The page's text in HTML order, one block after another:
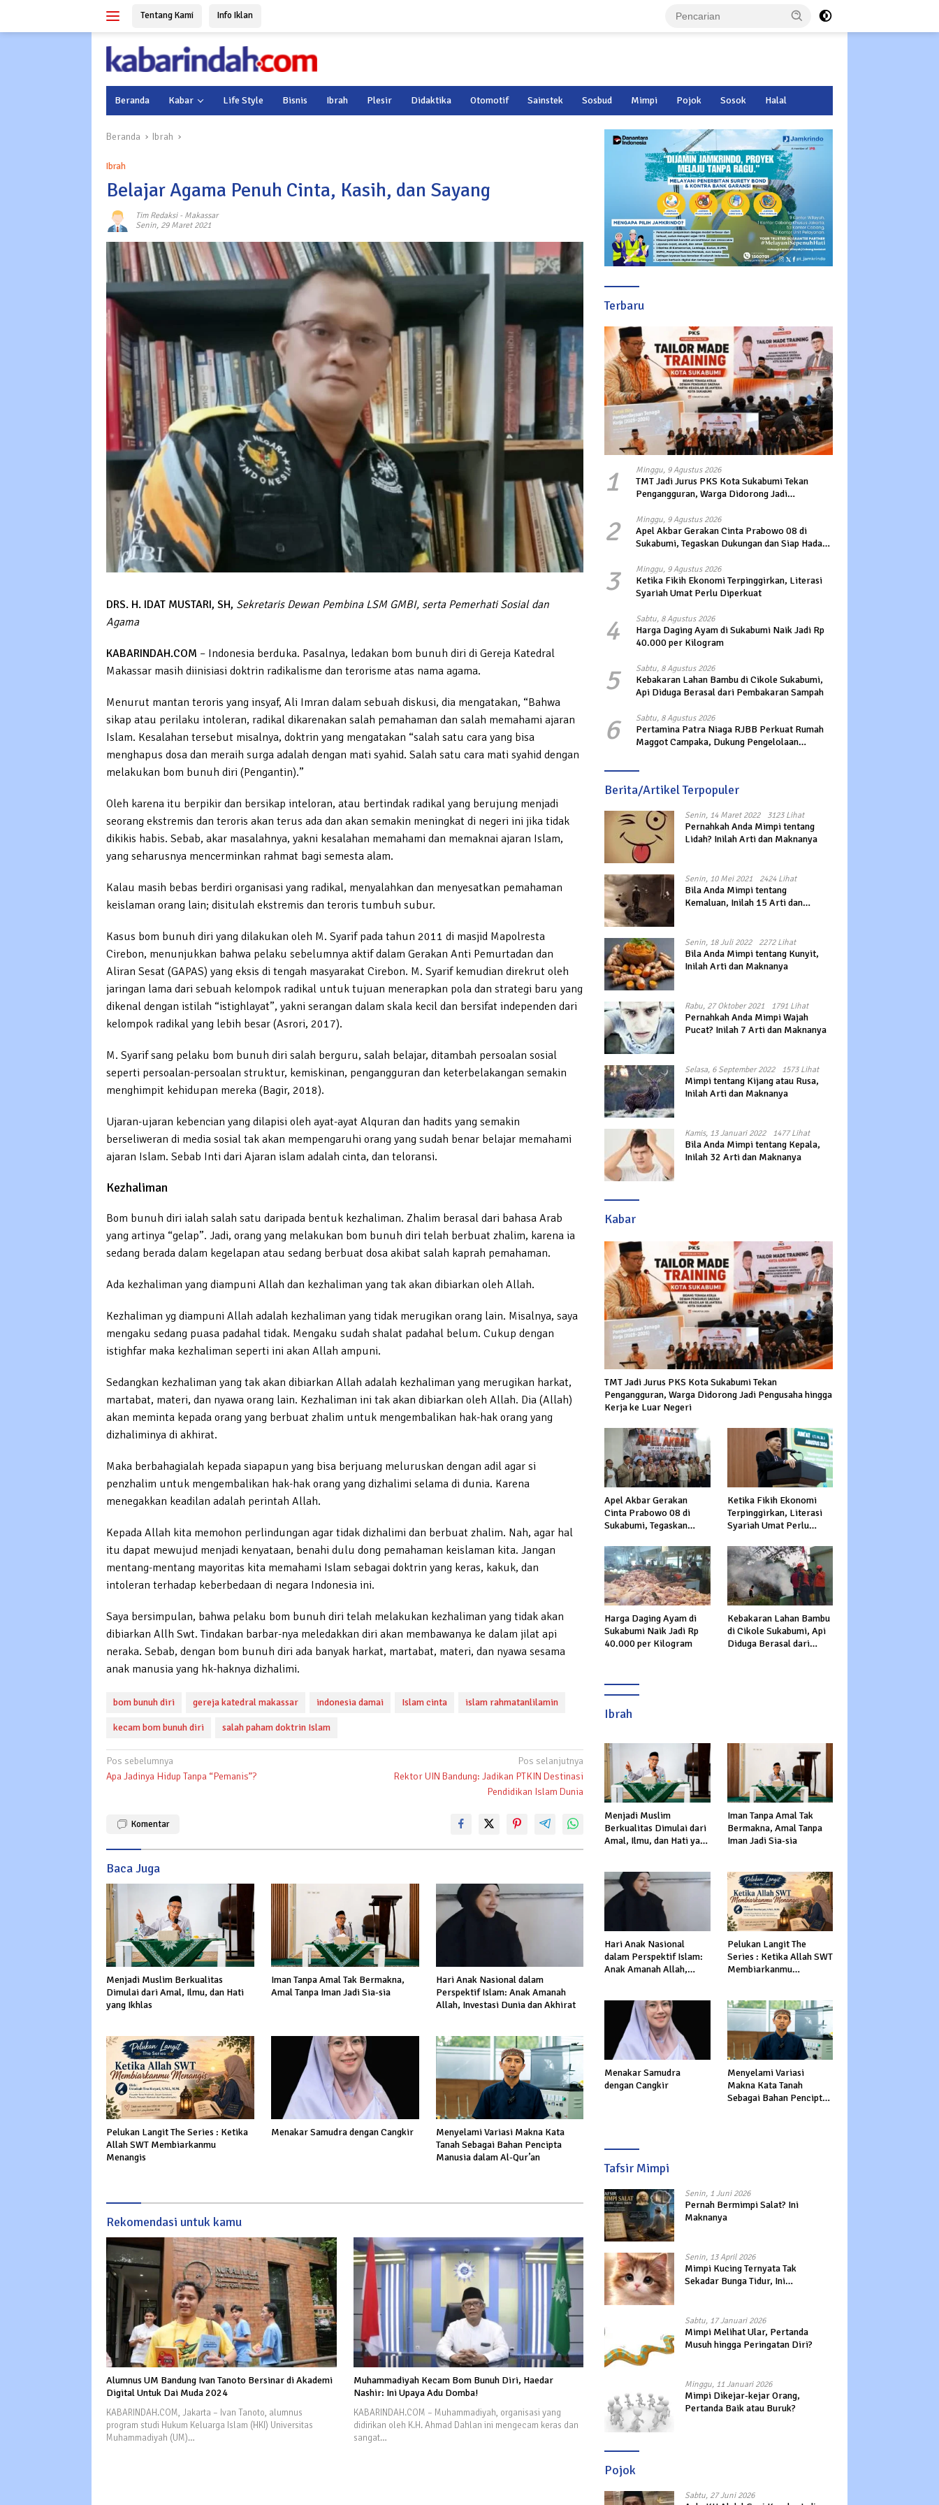
Tentang Kami Info Iklan
Beranda Kabar Life Style Bisnis Ibrah Plesir Didaktika Otomotif Sainstek Sosbud Mimpi Pojok Sosok Halal
Beranda Ibrah
Ibrah
Belajar Agama Penuh Cinta, Kasih, dan Sayang
Tim Redaksi- Makassar
Senin, 29 Maret 2021
DRS. H. IDAT MUSTARI, SH, Sekretaris Dewan Pembina LSM GMBI, serta Pemerhati Sosial dan
Agama
KABARINDAH.COM – Indonesia berduka. Pasalnya, ledakan bom bunuh diri di Gereja Katedral
Makassar masih diinisiasi doktrin radikalisme dan terorisme atas nama agama.
Menurut mantan teroris yang insyaf, Ali Imran dalam sebuah diskusi, dia mengatakan, “Bahwa
sikap atau perilaku intoleran, radikal dikarenakan salah pemahaman dan salah memahami ajaran
Islam. Kesalahan tersebut misalnya, doktrin yang mengatakan “salah satu cara yang bisa
menghapus dosa dan meraih surga adalah dengan mati syahid. Salah satu cara mati syahid dengan
melakukan bom bunuh diri (Pengantin).”
Oleh karena itu berpikir dan bersikap inteloran, atau bertindak radikal yang berujung menjadi
seorang ekstremis dan teroris akan terus ada dan akan semakin meningkat di negeri ini jika tidak
dikikis habis. Sebab, akar masalahnya, yakni kesalahan memahami dan memaknai ajaran Islam,
yang seharusnya mencerminkan rahmat bagi semesta alam.
Kalau masih bebas berdiri organisasi yang radikal, menyalahkan dan menyesatkan pemahaman
keislaman orang lain; disitulah ekstremis dan teroris tumbuh subur.
Kasus bom bunuh diri yang dilakukan oleh M. Syarif pada tahun 2011 di masjid Mapolresta
Cirebon, menunjukkan bahwa pelaku sebelumnya aktif dalam Gerakan Anti Pemurtadan dan
Aliran Sesat (GAPAS) yang eksis di tengah masyarakat Cirebon. M. Syarif kemudian direkrut oleh
jaringan lama dari sebuah kelompok radikal untuk tujuan menerapkan pola dan strategi baru yang
dikenal dengan istilah “istighlayat”, yakni serangan dalam skala kecil dan bersifat independen dari
kelompok radikal yang lebih besar (Asrori, 2017).
M. Syarif sang pelaku bom bunuh diri salah berguru, salah belajar, ditambah persoalan sosial
seperti persoalan-persoalan struktur, kemiskinan, pengangguran dan keterbelakangan semakin
menghimpit kehidupan mereka (Bagir, 2018).
Ujaran-ujaran kebencian yang dilapisi oleh ayat-ayat Alquran dan hadits yang semakin
berseliweran di media sosial tak akan mempengaruhi orang yang sudah benar belajar memahami
ajaran Islam. Sebab Inti dari Ajaran islam adalah cinta, dan teloransi.
Kezhaliman
Bom bunuh diri ialah salah satu daripada bentuk kezhaliman. Zhalim berasal dari bahasa Arab
yang artinya “gelap”. Jadi, orang yang melakukan bom bunuh diri telah berbuat zhalim, karena ia
sedang berada dalam kegelapan atau sedang berbuat dosa akibat salah kaprah pemahaman.
Ada kezhaliman yang diampuni Allah dan kezhaliman yang tak akan dibiarkan oleh Allah.
Kezhaliman yg diampuni Allah adalah kezhaliman yang tidak merugikan orang lain. Misalnya, saya
mengaku sedang puasa padahal tidak. Mengaku sudah shalat padahal belum. Cukup dengan
istighfar maka kezhaliman seperti ini akan Allah ampuni.
Sedangkan kezhaliman yang tak akan dibiarkan Allah adalah kezhaliman yang merugikan harkat,
martabat, materi, dan nyawa orang lain. Kezhaliman ini tak akan dibiarkan oleh Allah. Dia (Allah)
akan meminta kepada orang yang berbuat zhalim untuk mengembalikan hak-hak orang yang
dizhaliminya di akhirat.
Maka berbahagialah kepada siapapun yang bisa berjuang meluruskan dengan adil agar si
penzhalim untuk mengembalikan hak-hak orang yang dizhalimi selama di dunia. Karena
menegakkan keadilan adalah perintah Allah.
Kepada Allah kita memohon perlindungan agar tidak dizhalimi dan berbuat zhalim. Nah, agar hal
itu dapat mewujud menjadi kenyataan, benahi dulu dong pemahaman keislaman kita. Jangan
mentang-mentang mayoritas kita memahami Islam sebagai doktrin yang keras, kakuk, dan
intoleran terhadap keberbedaan di negara Indonesia ini.
Saya bersimpulan, bahwa pelaku bom bunuh diri telah melakukan kezhaliman yang tidak akan
dibiarkan Allh Swt. Tindakan barbar-nya meledakkan diri akan membawanya ke dalam jilat api
neraka. Sebab, dengan bom bunuh diri ada banyak harkat, martabat, materi, dan nyawa sesama
anak manusia yang hk-haknya dizhalimi.
bom bunuh diri gereja katedral makassar indonesia damai Islam cinta islam rahmatanlilamin
kecam bom bunuh diri salah paham doktrin Islam
Navigasi
pos
Pos sebelumnya
Apa Jadinya Hidup Tanpa “Pemanis”?
Pos selanjutnya
Rektor UIN Bandung: Jadikan PTKIN Destinasi
Pendidikan Islam Dunia
Komentar
Baca Juga
Menjadi Muslim Berkualitas
Dimulai dari Amal, Ilmu, dan Hati
yang Ikhlas
Iman Tanpa Amal Tak Bermakna,
Amal Tanpa Iman Jadi Sia-sia
Hari Anak Nasional dalam
Perspektif Islam: Anak Amanah
Allah, Investasi Dunia dan Akhirat
Pelukan Langit The Series : Ketika
Allah SWT Membiarkanmu
Menangis
Menakar Samudra dengan Cangkir
Menyelami Variasi Makna Kata
Tanah Sebagai Bahan Pencipta
Manusia dalam Al-Qur’an
Rekomendasi untuk kamu
Alumnus UM Bandung Ivan Tanoto Bersinar di Akademi
Digital Untuk Dai Muda 2024
KABARINDAH.COM, Jakarta – Ivan Tanoto, alumnus
program studi Hukum Keluarga Islam (HKI) Universitas
Muhammadiyah (UM)…
Muhammadiyah Kecam Bom Bunuh Diri, Haedar
Nashir: Ini Upaya Adu Domba!
KABARINDAH.COM – Muhammadiyah, organisasi yang
didirikan oleh K.H. Ahmad Dahlan ini mengecam keras dan
sangat…
Terbaru
1 Minggu, 9 Agustus 2026
TMT Jadi Jurus PKS Kota Sukabumi Tekan
Pengangguran, Warga Didorong Jadi
2 Minggu, 9 Agustus 2026
Apel Akbar Gerakan Cinta Prabowo 08 di
Sukabumi, Tegaskan Dukungan dan Siap Hadapi
3 Minggu, 9 Agustus 2026
Ketika Fikih Ekonomi Terpinggirkan, Literasi
Syariah Umat Perlu Diperkuat
4 Sabtu, 8 Agustus 2026
Harga Daging Ayam di Sukabumi Naik Jadi Rp
40.000 per Kilogram
5 Sabtu, 8 Agustus 2026
Kebakaran Lahan Bambu di Cikole Sukabumi,
Api Diduga Berasal dari Pembakaran Sampah
6 Sabtu, 8 Agustus 2026
Pertamina Patra Niaga RJBB Perkuat Rumah
Maggot Campaka, Dukung Pengelolaan
Berita/Artikel Terpopuler
Senin, 14 Maret 2022 3123 Lihat
Pernahkah Anda Mimpi tentang
Lidah? Inilah Arti dan Maknanya
Senin, 10 Mei 2021 2424 Lihat
Bila Anda Mimpi tentang
Kemaluan, Inilah 15 Arti dan
Senin, 18 Juli 2022 2272 Lihat
Bila Anda Mimpi tentang Kunyit,
Inilah Arti dan Maknanya
Rabu, 27 Oktober 2021 1791 Lihat
Pernahkah Anda Mimpi Wajah
Pucat? Inilah 7 Arti dan Maknanya
Selasa, 6 September 2022 1573 Lihat
Mimpi tentang Kijang atau Rusa,
Inilah Arti dan Maknanya
Kamis, 13 Januari 2022 1477 Lihat
Bila Anda Mimpi tentang Kepala,
Inilah 32 Arti dan Maknanya
Kabar
TMT Jadi Jurus PKS Kota Sukabumi Tekan
Pengangguran, Warga Didorong Jadi Pengusaha hingga
Kerja ke Luar Negeri
Apel Akbar Gerakan
Cinta Prabowo 08 di
Sukabumi, Tegaskan
Hadapi Serangan
terhadap Prabowo
Ketika Fikih Ekonomi
Terpinggirkan, Literasi
Syariah Umat Perlu
Harga Daging Ayam di
Sukabumi Naik Jadi Rp
40.000 per Kilogram
Kebakaran Lahan Bambu
di Cikole Sukabumi, Api
Diduga Berasal dari
Ibrah
Menjadi Muslim
Berkualitas Dimulai dari
Amal, Ilmu, dan Hati yang
Iman Tanpa Amal Tak
Bermakna, Amal Tanpa
Iman Jadi Sia-sia
Hari Anak Nasional
dalam Perspektif Islam:
Anak Amanah Allah,
Pelukan Langit The
Series : Ketika Allah SWT
Membiarkanmu
Menakar Samudra
dengan Cangkir
Menyelami Variasi
Makna Kata Tanah
Sebagai Bahan Pencipta
Tafsir Mimpi
Senin, 1 Juni 2026
Pernah Bermimpi Salat? Ini
Maknanya
Senin, 13 April 2026
Mimpi Kucing Ternyata Tak
Sekadar Bunga Tidur, Ini
Sabtu, 17 Januari 2026
Mimpi Melihat Ular, Pertanda
Musuh hingga Peringatan Diri?
Minggu, 11 Januari 2026
Mimpi Dikejar-kejar Orang,
Pertanda Baik atau Buruk?
Pojok
Sabtu, 27 Juni 2026